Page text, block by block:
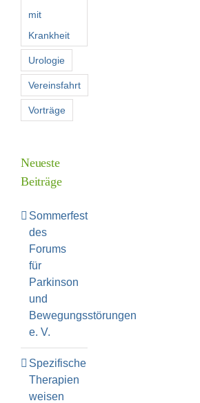
mit
Krankheit
Urologie
Vereinsfahrt
Vorträge
Neueste
Beiträge
Sommerfest
des
Forums
für
Parkinson
und
Bewegungsstörungen
e. V.
Spezifische
Therapien
weisen